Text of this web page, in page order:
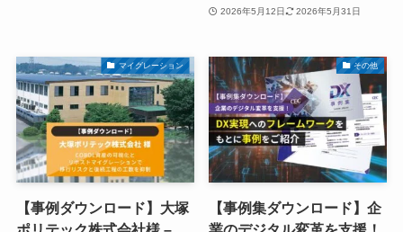
2026年5月12日 2026年5月31日
マイグレーション
【事例ダウンロード】大塚
その他
【事例集ダウンロード】企